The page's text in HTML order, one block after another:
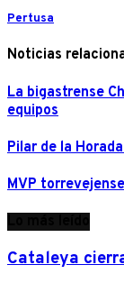
Pertusa
Noticias
La bigastrense
equipos
Pilar de la
MVP
Cataleya